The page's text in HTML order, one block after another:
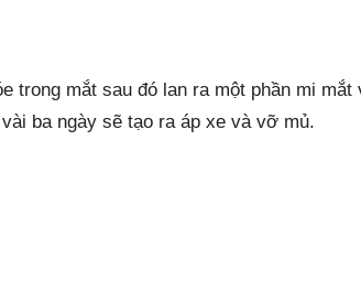
trong mắt sau đó lan ra một phần mi mắt
ba ngày sẽ tạo ra áp xe và vỡ mủ.